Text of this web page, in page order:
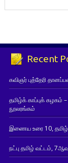
Recent
கவிஞர் புத்தேரி
தமிழ்க் காப்புக்
நூலரங்கம்
இணைய உரை 10,
நட்பு தமிழ் வட்டம்,